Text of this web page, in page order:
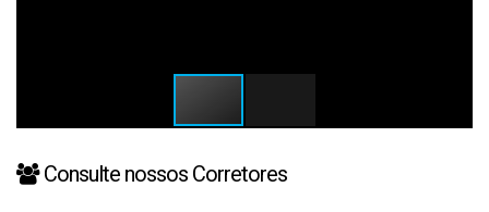
Consulte nossos Corretores